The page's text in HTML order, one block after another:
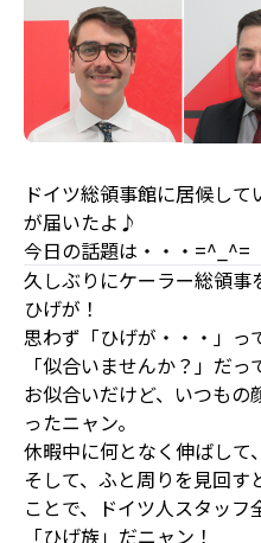
ドイツ総領事館に居候し
が届いたよ♪
今日の話題は・・・=^_^=
久しぶりにケーラー総領
ひげが！
思わず「ひげが・・・」っ
「似合いませんか？」だっ
お似合いだけど、いつもの
ったニャン。
休暇中に何となく伸ばして
そして、ふと周りを見回す
ことで、ドイツ人スタッ
「ひげ族」だニャン！